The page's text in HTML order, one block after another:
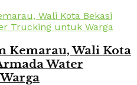
Kemarau, Wali Kota
Water